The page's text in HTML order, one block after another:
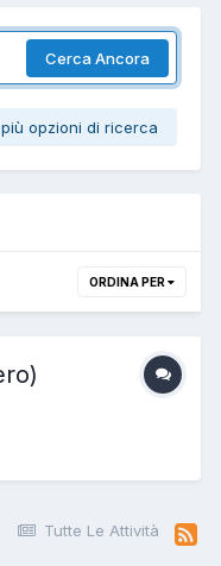
Cerca Ancora
opzioni di ricerca
ORDINA PER
Tutte Le Attività